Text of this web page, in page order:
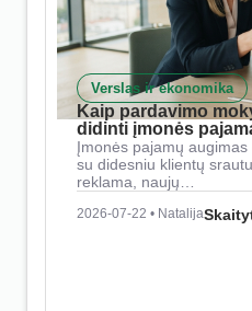
Verslas ir ekonomika
Kaip pardavimo
didinti įmonės
Įmonės pajamų
su didesniu klientų
reklama, naujų…
2026-07-22 • Natalija